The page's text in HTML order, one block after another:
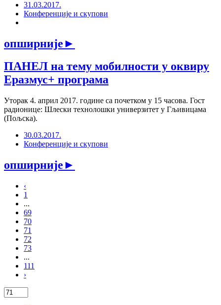
31.03.2017.
Конференције и скупови
опширније►
ПАНЕЛ на тему мобилности у оквиру
Еразмус+ програма
Уторак 4. април 2017. године са почетком у 15 часова. Гост
радионице: Шлески технолошки универзитет у Гљивицама
(Пољска).
30.03.2017.
Конференције и скупови
опширније►
‹
1
...
69
70
71
72
73
...
111
›